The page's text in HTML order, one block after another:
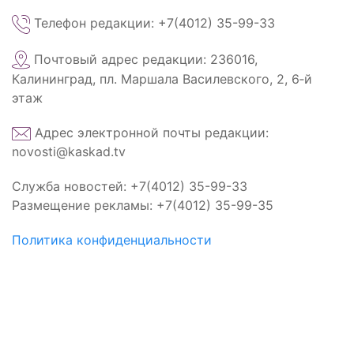
Телефон редакции: +7(4012) 35-99-33
Почтовый адрес редакции: 236016,
Калининград, пл. Маршала Василевского, 2, 6‑й
этаж
Адрес электронной почты редакции:
novosti@kaskad.tv
Служба новостей: +7(4012) 35-99-33
Размещение рекламы: +7(4012) 35-99-35
Политика конфиденциальности